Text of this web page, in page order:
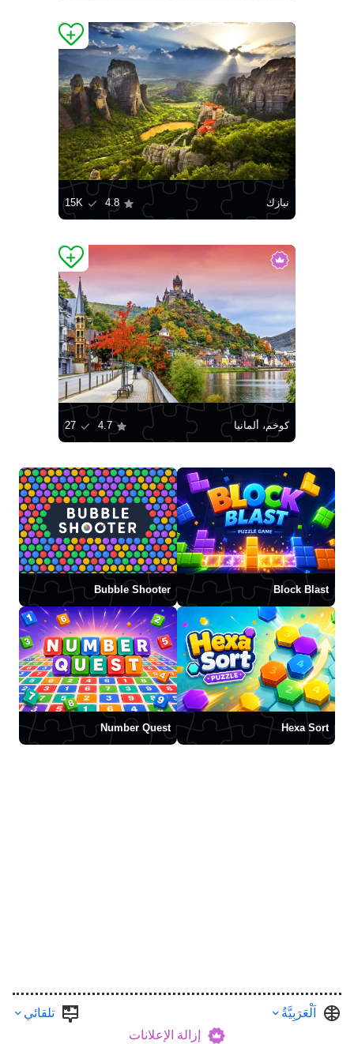
نيازك 4.8
15K
كوخم، ألمانيا 4.7
27
Block Blast
Bubble Shooter
Hexa Sort
Number Quest
اَلْعَرَبِيَّةُ
تلقائي
إزالة الإعلانات